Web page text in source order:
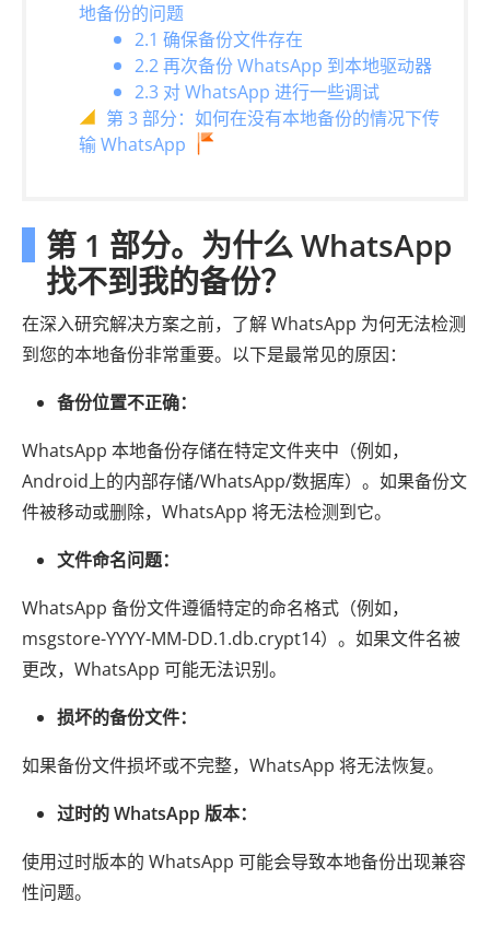
地备份的问题
2.1 确保备份文件存在
2.2 再次备份 WhatsApp 到本地驱动器
2.3 对 WhatsApp 进行一些调试
第 3 部分：如何在没有本地备份的情况下传
输 WhatsApp
第 1 部分。为什么 WhatsApp
找不到我的备份？
在深入研究解决方案之前，了解 WhatsApp 为何无法检测
到您的本地备份非常重要。以下是最常见的原因：
备份位置不正确：
WhatsApp 本地备份存储在特定文件夹中（例如，
Android上的内部存储/WhatsApp/数据库）。如果备份文
件被移动或删除，WhatsApp 将无法检测到它。
文件命名问题：
WhatsApp 备份文件遵循特定的命名格式（例如，
msgstore-YYYY-MM-DD.1.db.crypt14）。如果文件名被
更改，WhatsApp 可能无法识别。
损坏的备份文件：
如果备份文件损坏或不完整，WhatsApp 将无法恢复。
过时的 WhatsApp 版本：
使用过时版本的 WhatsApp 可能会导致本地备份出现兼容
性问题。